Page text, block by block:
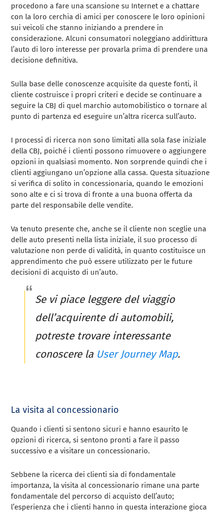
procedono a fare una scansione su Internet e a chattare
con la loro cerchia di amici per conoscere le loro opinioni
sui veicoli che stanno iniziando a prendere in
considerazione. Alcuni consumatori noleggiano addirittura
l’auto di loro interesse per provarla prima di prendere una
decisione definitiva.
Sulla base delle conoscenze acquisite da queste fonti, il
cliente costruisce i propri criteri e decide se continuare a
seguire la CBJ di quel marchio automobilistico o tornare al
punto di partenza ed eseguire un’altra ricerca sull’auto.
I processi di ricerca non sono limitati alla sola fase iniziale
della CBJ, poiché i clienti possono rimuovere o aggiungere
opzioni in qualsiasi momento. Non sorprende quindi che i
clienti aggiungano un’opzione alla cassa. Questa situazione
si verifica di solito in concessionaria, quando le emozioni
sono alte e ci si trova di fronte a una buona offerta da
parte del responsabile delle vendite.
Va tenuto presente che, anche se il cliente non sceglie una
delle auto presenti nella lista iniziale, il suo processo di
valutazione non perde di validità, in quanto costituisce un
apprendimento che può essere utilizzato per le future
decisioni di acquisto di un’auto.
Se vi piace leggere del viaggio
dell’acquirente di automobili,
potreste trovare interessante
conoscere la User Journey Map.
La visita al concessionario
Quando i clienti si sentono sicuri e hanno esaurito le
opzioni di ricerca, si sentono pronti a fare il passo
successivo e a visitare un concessionario.
Sebbene la ricerca dei clienti sia di fondamentale
importanza, la visita al concessionario rimane una parte
fondamentale del percorso di acquisto dell’auto;
l’esperienza che i clienti hanno in questa interazione gioca